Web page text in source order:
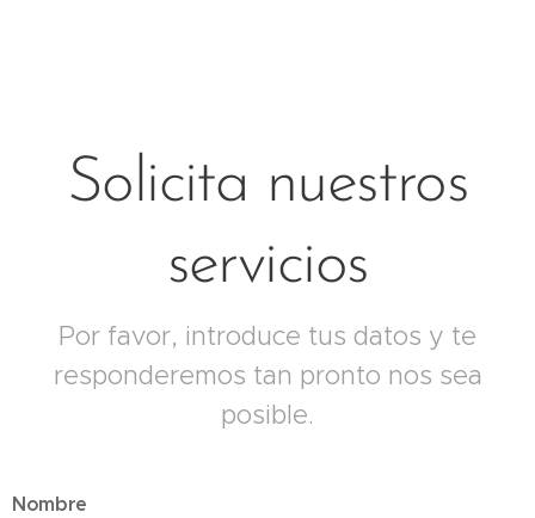
Solicita nuestros
servicios
Por favor, introduce tus datos y te
responderemos tan pronto nos sea
posible.
Nombre